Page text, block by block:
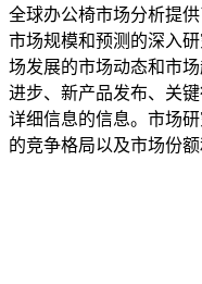
全球办公椅市场分析提
市场规模和预测的深入
场发展的市场动态和市
进步、新产品发布、关
详细信息的信息。市场
的竞争格局以及市场份